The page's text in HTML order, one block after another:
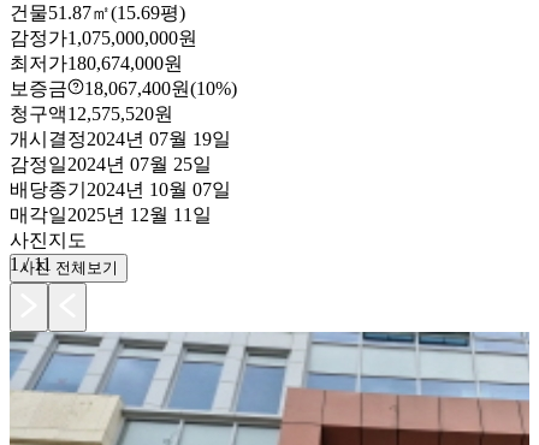
건물51.87㎡(15.69평)
감정가1,075,000,000원
최저가180,674,000원
보증금
18,067,400원(10%)
청구액12,575,520원
개시결정2024년 07월 19일
감정일2024년 07월 25일
배당종기 2024년 10월 07일
매각일2025년 12월 11일
사진지도
1 /11
사진 전체보기